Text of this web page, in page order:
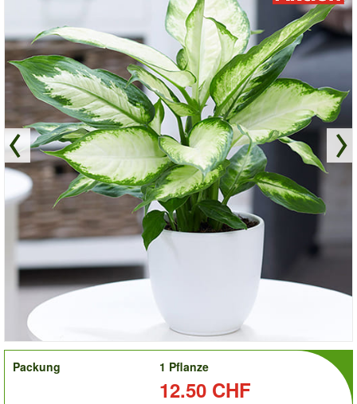
order
Packung
1 Pflanze
12.50 CHF